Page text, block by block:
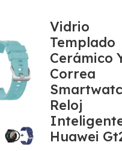
Vidrio
Templado
Cerámico
Correa
Reloj
Huawei